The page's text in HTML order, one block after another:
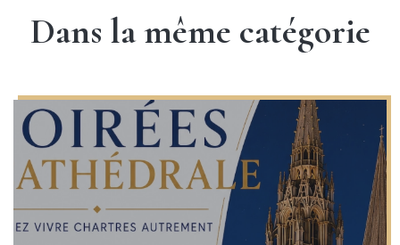
Dans la même catégorie